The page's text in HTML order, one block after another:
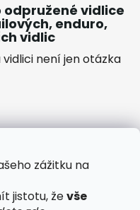
zážitku na
jistotu, ževše
vidlice
enduro,
vidlic
není jen otázka